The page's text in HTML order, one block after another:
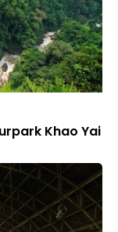
Khao Yai